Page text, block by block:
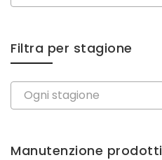
Filtra per stagione
Ogni stagione
Manutenzione prodotti